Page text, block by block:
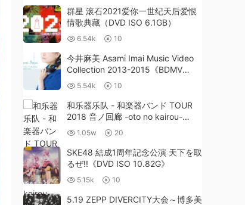
群星 滚石2021爱你一世纪天后爱恨
情歌典藏（DVD ISO 6.1GB）
6.54k 10
今井麻美 Asami Imai Music Video
Collection 2013-2015《BDMV
11.5G》
5.54k 10
和乐器乐队 - 和楽器バンド TOUR
2018 音ノ回廊 -oto no kairou-
《BDMV 38.2》
1.05w 20
SKE48 結成1周年記念公演 天下を取
るぜ!!《DVD ISO 10.82G》
5.15k 10
5.19 ZEPP DIVERCITY大会～博多美